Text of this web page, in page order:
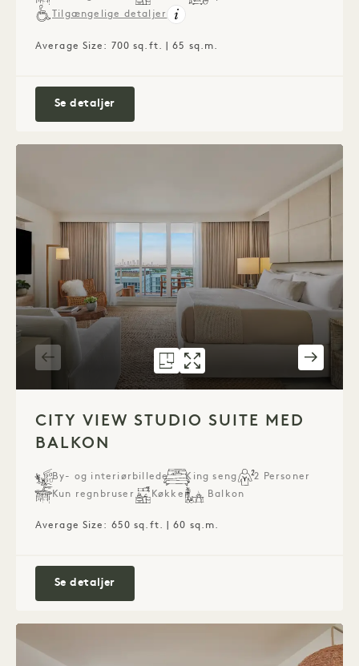
Tilgængelige detaljer
Average Size: 700 sq.ft. | 65 sq.m.
Se detaljerCity View Studio Suite
GRUNDPLAN 1275 CITY VIEW
GALLERI 1275 CITY VIEW
CITY VIEW STUDIO SUITE MED
BALKON
By- og interiørbillede King seng
2 Personer
Kun regnbruser
Køkken Balkon
Average Size: 650 sq.ft. | 60 sq.m.
Se detaljerCity View Studio Suite og balkon